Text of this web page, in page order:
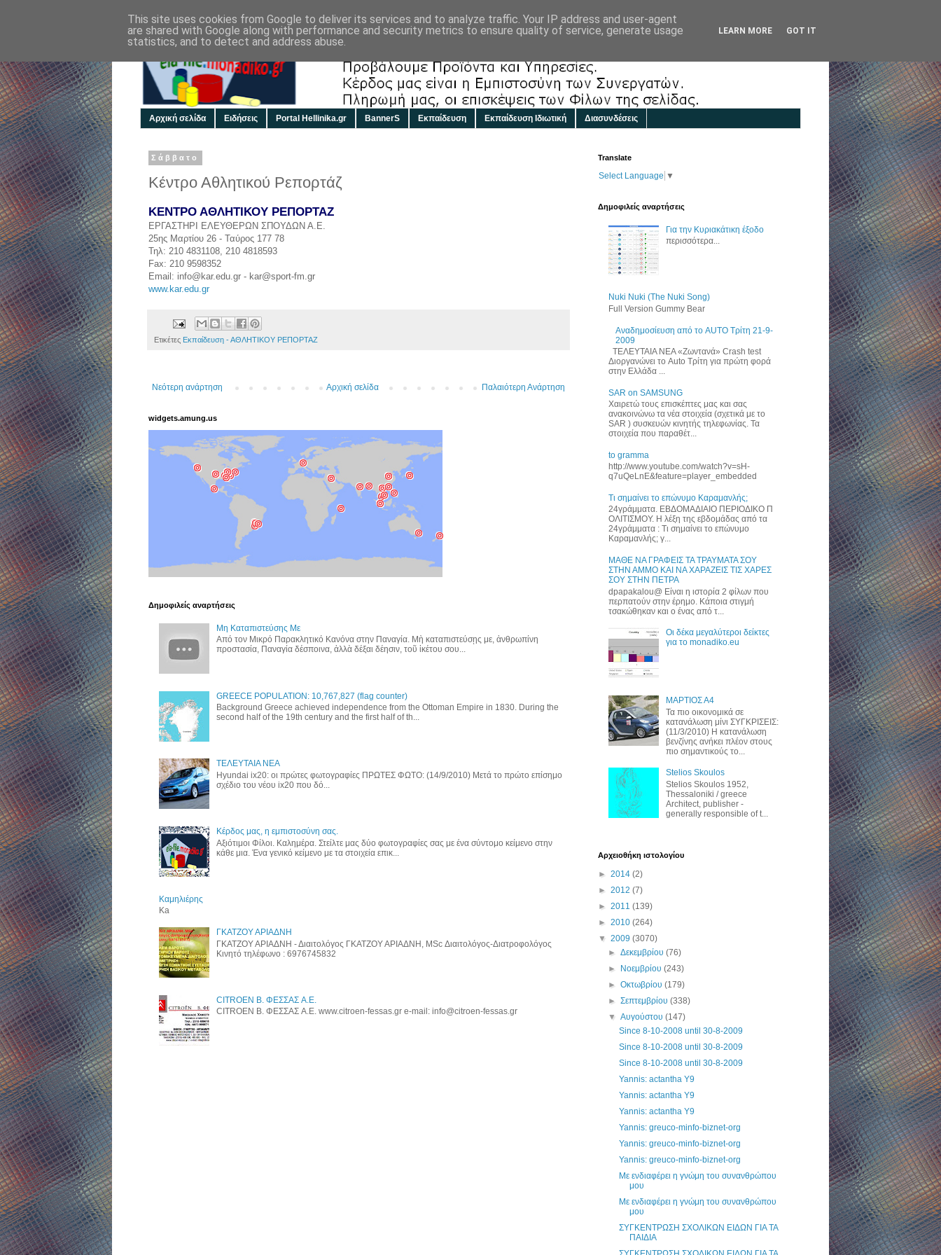
Αρχική σελίδα Ειδήσεις Portal Hellinika.gr BannerS Εκπαίδευση Εκπαίδευση Ιδιωτική Διασυνδέσεις
Σάββατο
Κέντρο Αθλητικού Ρεπορτάζ
ΚΕΝΤΡΟ ΑΘΛΗΤΙΚΟΥ ΡΕΠΟΡΤΑΖ
ΕΡΓΑΣΤΗΡΙ ΕΛΕΥΘΕΡΩΝ ΣΠΟΥΔΩΝ Α.Ε.
25ης Μαρτίου 26 - Ταύρος 177 78
Τηλ: 210 4831108, 210 4818593
Fax: 210 9598352
Email: info@kar.edu.gr - kar@sport-fm.gr
www.kar.edu.gr
Ετικέτες Εκπαίδευση - ΑΘΛΗΤΙΚΟΥ ΡΕΠΟΡΤΑΖ
Νεότερη ανάρτηση Παλαιότερη Ανάρτηση
Αρχική σελίδα
widgets.amung.us
Δημοφιλείς αναρτήσεις
Μη Καταπιστεύσης Με
Από τον Μικρό Παρακλητικό Κανόνα στην Παναγία. Μὴ καταπιστεύσῃς με, ἀνθρωπίνη
προστασία, Παναγία δέσποινα, ἀλλὰ δέξαι δέησιν, τοῦ ἱκέτου σου...
GREECE POPULATION: 10,767,827 (flag counter)
Background Greece achieved independence from the Ottoman Empire in 1830. During the
second half of the 19th century and the first half of th...
ΤΕΛΕΥΤΑΙΑ ΝΕΑ
Hyundai ix20: οι πρώτες φωτογραφίες ΠΡΩΤΕΣ ΦΩΤΟ: (14/9/2010) Μετά το πρώτο επίσημο
σχέδιο του νέου ix20 που δό...
Κέρδος μας, η εμπιστοσύνη σας.
Αξιότιμοι Φίλοι. Καλημέρα. Στείλτε μας δύο φωτογραφίες σας με ένα σύντομο κείμενο στην
κάθε μια. Ένα γενικό κείμενο με τα στοιχεία επικ...
Καμηλιέρης
Ka
ΓΚΑΤΖΟΥ ΑΡΙΑΔΝΗ
ΓΚΑΤΖΟΥ ΑΡΙΑΔΝΗ - Διαιτολόγος ΓΚΑΤΖΟΥ ΑΡΙΑΔΝΗ, MSc Διαιτολόγος-Διατροφολόγος
Κινητό τηλέφωνο : 6976745832
CITROEN B. ΦΕΣΣΑΣ A.E.
CITROEN B. ΦΕΣΣΑΣ A.E. www.citroen-fessas.gr e-mail: info@citroen-fessas.gr
Translate
Select Language ▼
Δημοφιλείς αναρτήσεις
Για την Κυριακάτικη έξοδο
περισσότερα...
Nuki Nuki (The Nuki Song)
Full Version Gummy Bear
Αναδημοσίευση από το AUTO Τρίτη 21-9-
2009
ΤΕΛΕΥΤΑΙΑ ΝΕΑ «Zωντανά» Crash test
Διοργανώνει το Auto Τρίτη για πρώτη φορά
στην Ελλάδα ...
SAR on SAMSUNG
Χαιρετώ τους επισκέπτες μας και σας
ανακοινώνω τα νέα στοιχεία (σχετικά με το
SAR ) συσκευών κινητής τηλεφωνίας. Τα
στοιχεία που παραθέτ...
to gramma
http://www.youtube.com/watch?v=sH-
q7uQeLnE&feature=player_embedded
Τι σημαίνει το επώνυμο Καραμανλής;
24γράμματα. ΕΒΔΟΜΑΔΙΑΙΟ ΠΕΡΙΟΔΙΚΟ Π
ΟΛΙΤΙΣΜΟΥ. Η λέξη της εβδομάδας από τα
24γράμματα : Τι σημαίνει το επώνυμο
Καραμανλής; γ...
ΜΑΘΕ ΝΑ ΓΡΑΦΕΙΣ ΤΑ ΤΡΑΥΜΑΤΑ ΣΟΥ
ΣΤΗΝ ΑΜΜΟ ΚΑΙ ΝΑ ΧΑΡΑΖΕΙΣ ΤΙΣ ΧΑΡΕΣ
ΣΟΥ ΣΤΗΝ ΠΕΤΡΑ
dpapakalou@ Είναι η ιστορία 2 φίλων που
περπατούν στην έρημο. Κάποια στιγμή
τσακώθηκαν και ο ένας από τ...
Οι δέκα μεγαλύτεροι δείκτες
για το monadiko.eu
ΜΑΡΤΙΟΣ Α4
Τα πιο οικονομικά σε
κατανάλωση μίνι ΣΥΓΚΡΙΣΕΙΣ:
(11/3/2010) H κατανάλωση
βενζίνης ανήκει πλέον στους
πιο σημαντικούς το...
Stelios Skoulos
Stelios Skoulos 1952,
Thessaloniki / greece
Architect, publisher -
generally responsible of t...
Αρχειοθήκη ιστολογίου
► 2014 (2)
► 2012 (7)
► 2011 (139)
► 2010 (264)
▼ 2009 (3070)
►Δεκεμβρίου(76)
► Νοεμβρίου(243)
►Οκτωβρίου(179)
►Σεπτεμβρίου(338)
▼Αυγούστου(147)
Since 8-10-2008 until 30-8-2009
Since 8-10-2008 until 30-8-2009
Since 8-10-2008 until 30-8-2009
Yannis: actantha Y9
Yannis: actantha Y9
Yannis: actantha Y9
Yannis: greuco-minfo-biznet-org
Yannis: greuco-minfo-biznet-org
Yannis: greuco-minfo-biznet-org
Με ενδιαφέρει η γνώμη του συνανθρώπου
μου
Με ενδιαφέρει η γνώμη του συνανθρώπου
μου
ΣΥΓΚΕΝΤΡΩΣΗ ΣΧΟΛΙΚΩΝ ΕΙΔΩΝ ΓΙΑ ΤΑ
ΠΑΙΔΙΑ
This site uses cookies from Google to deliver its services and to analyze traffic. Your IP address and user-agent
are shared with Google along with performance and security metrics to ensure quality of service, generate usage
statistics, and to detect and address abuse.
LEARN MORE GOT IT